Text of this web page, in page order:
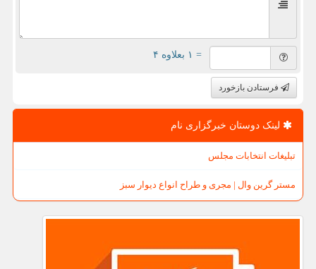
= ۱ بعلاوه ۴
فرستادن بازخورد
لینک دوستان خبرگزاری نام
تبلیغات انتخابات مجلس
مستر گرین وال | مجری و طراح انواع دیوار سبز